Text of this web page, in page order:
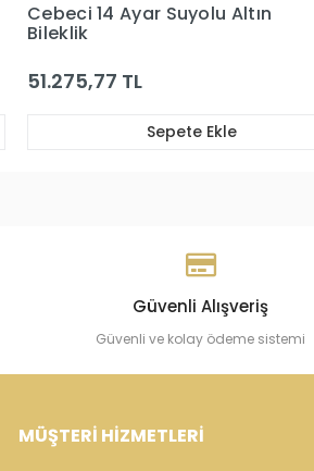
Cebeci 14 Ayar Üçsıralı Suyolu
Altın Bileklik
34.539,46 TL
Sepete Ekle
Güvenli Alışveriş
Güvenli ve kolay ödeme sistemi
MÜŞTERİ HİZMETLERİ